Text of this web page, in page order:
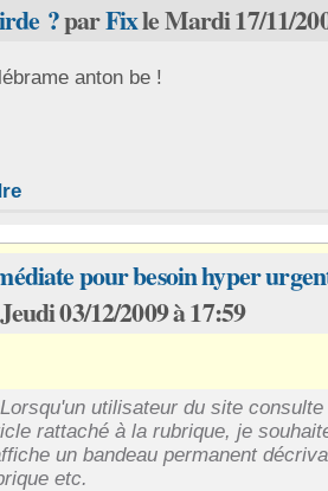
?parFixle Mardi 17/11/
lébrame anton be !
pour besoin hyper
03/12/2009 à 17:59
utilisateur du site consulte
rattaché à la rubrique, je
un bandeau permanent
etc.